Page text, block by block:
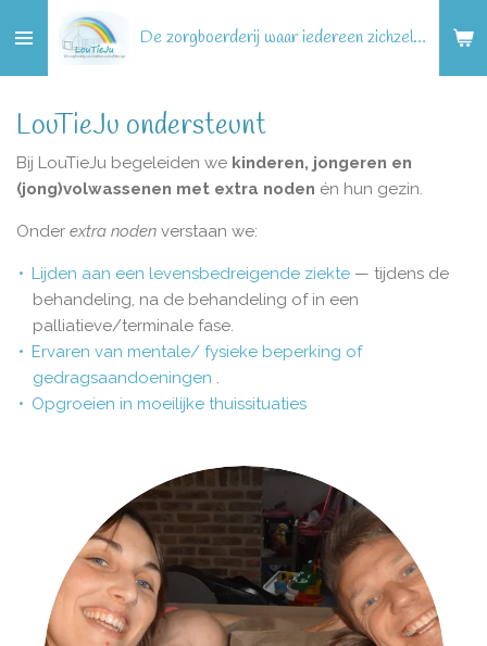
direct
naar
hoofdinhoud
De zorgboerderij waar iedereen zichzelf kan zijn!
LouTieJu ondersteunt
Bij LouTieJu begeleiden we kinderen, jongeren en
(jong)volwassenen met extra noden én hun gezin.
Onder extra noden verstaan we:
Lijden aan een levensbedreigende ziekte — tijdens de
behandeling, na de behandeling of in een
palliatieve/terminale fase.
Ervaren van mentale/ fysieke beperking of
gedragsaandoeningen .
Opgroeien in moeilijke thuissituaties